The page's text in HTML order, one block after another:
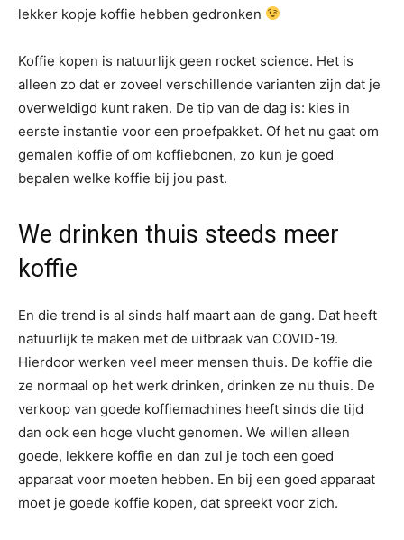
lekker kopje koffie hebben gedronken
Koffie kopen is natuurlijk geen rocket science. Het is
alleen zo dat er zoveel verschillende varianten zijn dat je
overweldigd kunt raken. De tip van de dag is: kies in
eerste instantie voor een proefpakket. Of het nu gaat om
gemalen koffie of om koffiebonen, zo kun je goed
bepalen welke koffie bij jou past.
We drinken thuis steeds meer
koffie
En die trend is al sinds half maart aan de gang. Dat heeft
natuurlijk te maken met de uitbraak van COVID-19.
Hierdoor werken veel meer mensen thuis. De koffie die
ze normaal op het werk drinken, drinken ze nu thuis. De
verkoop van goede koffiemachines heeft sinds die tijd
dan ook een hoge vlucht genomen. We willen alleen
goede, lekkere koffie en dan zul je toch een goed
apparaat voor moeten hebben. En bij een goed apparaat
moet je goede koffie kopen, dat spreekt voor zich.